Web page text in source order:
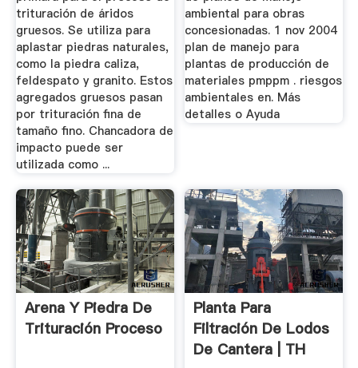
trituración de áridos
gruesos. Se utiliza para
aplastar piedras naturales,
como la piedra caliza,
feldespato y granito. Estos
agregados gruesos pasan
por trituración fina de
tamaño fino. Chancadora de
impacto puede ser
utilizada como ...
ambiental para obras
concesionadas. 1 nov 2004
plan de manejo para
plantas de producción de
materiales pmppm . riesgos
ambientales en. Más
detalles o Ayuda
Arena Y Piedra De
Trituración Proceso
Planta Para
Filtración De Lodos
De Cantera | TH